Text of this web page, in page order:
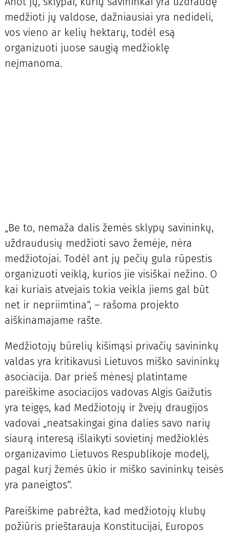
medžioti jų valdose, dažniausiai yra nedideli,
vos vieno ar kelių hektarų, todėl esą
organizuoti juose saugią medžioklę
neįmanoma.
„Be to, nemaža dalis žemės sklypų savininkų,
uždraudusių medžioti savo žemėje, nėra
medžiotojai. Todėl ant jų pečių gula rūpestis
organizuoti veiklą, kurios jie visiškai nežino. O
kai kuriais atvejais tokia veikla jiems gal būt
net ir nepriimtina“, – rašoma projekto
aiškinamajame rašte.
Medžiotojų būrelių kišimąsi privačių savininkų
valdas yra kritikavusi Lietuvos miško savininkų
asociacija. Dar prieš mėnesį platintame
pareiškime asociacijos vadovas Algis Gaižutis
yra teigęs, kad Medžiotojų ir žvejų draugijos
vadovai „neatsakingai gina dalies savo narių
siaurą interesą išlaikyti sovietinį medžioklės
organizavimo Lietuvos Respublikoje modelį,
pagal kurį žemės ūkio ir miško savininkų teisės
yra paneigtos“.
Pareiškime pabrėžta, kad medžiotojų klubų
požiūris prieštarauja Konstitucijai, Europos